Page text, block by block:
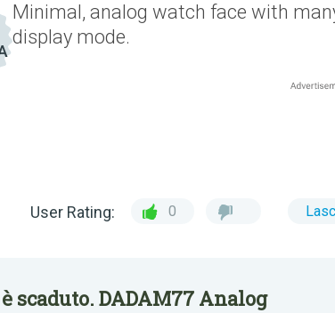
Minimal, analog watch face with
display mode.
User Rating: 0
scaduto. DADAM77 Analog